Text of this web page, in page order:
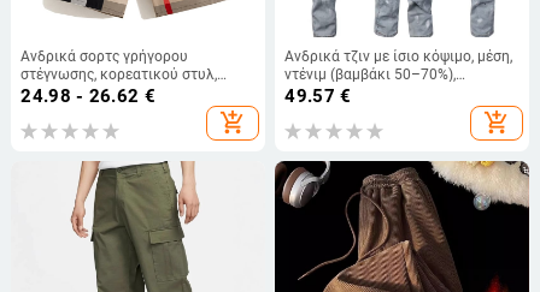
Ανδρικά σορτς γρήγορου
στέγνωσης, κορεατικού στυλ,
μοντέρνα καρό για παραλία,
χαλαρή εφαρμογή καλοκαίρι
(Σορτς; κύριο ύφασμα:
εφαρμογή; καλοκαίρι)
24.98 - 26.62 €
add_shopping_cart
Ανδρικά τζιν με ίσιο κόψιμο, μέση,
ντένιμ (βαμβάκι 50–70%),
διακοσμητικά patches
49.57 €
add_shopping_cart